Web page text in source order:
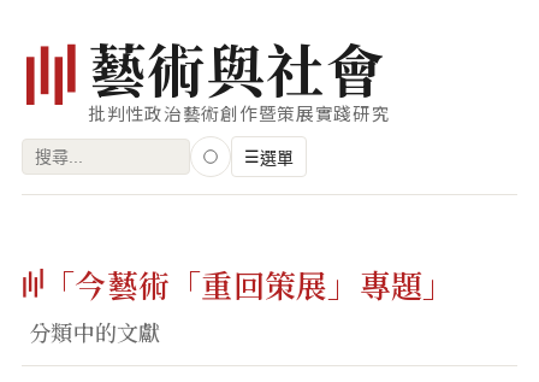
藝術與社會
批判性政治藝術創作暨策展實踐研究
搜
字:
☰選單
藝術家
創作類型
專題
「今藝術「重回策展」專題」
分類中的文獻